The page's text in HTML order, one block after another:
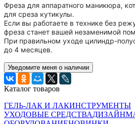
Фреза для аппаратного маникюра,
для среза кутикулы.
Если вы работаете в технике без
фреза станет вашей незаменимой
При правильном уходе цилиндр-
до 4 месяцев.
Уведомите меня о наличии
Каталог товаров
ГЕЛЬ-ЛАК И ЛАКИНСТРУМЕНТЫ
УХОДОВЫЕ СРЕДСТВАДИЗАЙН